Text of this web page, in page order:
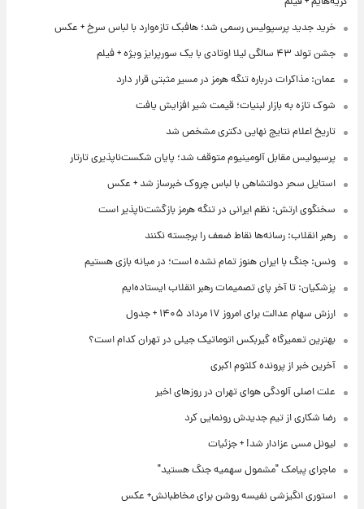
خرید جدید پرسپولیس رسمی شد؛ هافبک تازه‌وارد با لباس سرخ + عکس
جشن تولد ۴۳ سالگی لیلا اوتادی با یک سورپرایز ویژه + فیلم
عمان: مذاکرات درباره تنگه هرمز در مسیر مثبتی قرار دارد
شوک تازه به بازار لبنیات؛ قیمت شیر افزایش یافت
تاریخ اعلام نتایج نهایی دکتری مشخص شد
پرسپولیس مقابل آلومینیوم متوقف شد؛ پایان شکست‌ناپذیری تارتار
استایل سحر دولتشاهی با لباس چروک خبرساز شد + عکس
سخنگوی ارتش: نظم ایرانی در تنگه هرمز بازگشت‌ناپذیر است
رهبر انقلاب: رسانه‌ها نقاط ضعف را برجسته نکنند
ونس: جنگ با ایران هنوز تمام نشده است؛ در میانه بازی هستیم
پزشکیان: تا آخر پای تصمیمات رهبر انقلاب ایستاده‌ایم
ارزش سهام عدالت برای امروز ۱۷ مرداد ۱۴۰۵ + جدول
بهترین تعمیرگاه گیربکس اتوماتیک جیلی در تهران کدام است؟
آخرین خبر از پرونده کلثوم اکبری
علت اصلی آلودگی هوای تهران در روزهای اخیر
رضا شکاری از تیم جدیدش رونمایی کرد
لیونل مسی عزادار شد! + جزئیات
ماجرای پیامک "مشمول سهمیه جنگ هستید"
استوری انگیزشی نفیسه روشن برای مخاطبانش+ عکس